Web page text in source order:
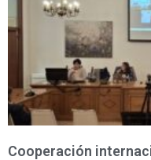
Cooperación